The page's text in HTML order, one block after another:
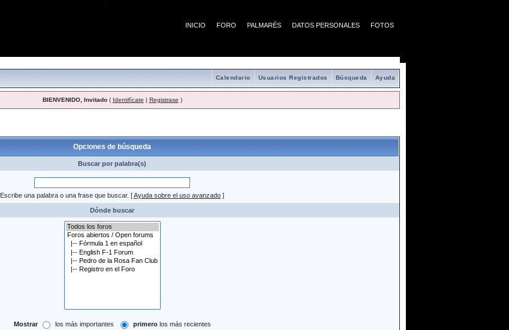
INICIO FORO PALMARÉS DATOS PERSONALES FOTOS
Ayuda
Búsqueda
Usuarios Registrados
Calendario
BIENVENIDO, Invitado( Identifícate | Registrase )
Opciones de búsqueda
Buscar por palabra(s)
Escribe una palabra o una frase que buscar. [Ayuda sobre el uso avanzado ]
Dónde buscar
Mostrar los más importantes primerolos más recientes